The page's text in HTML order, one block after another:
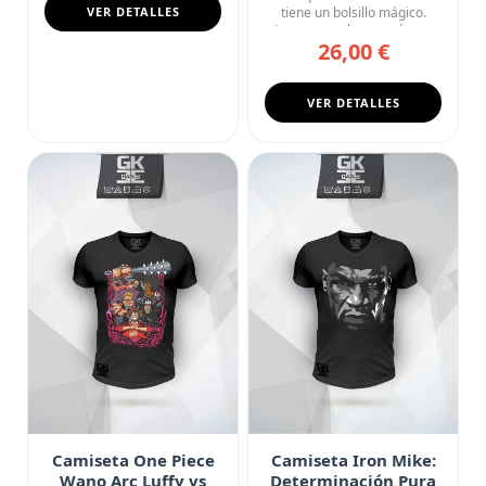
VER DETALLES Todos Necesitaban
tiene un bolsillo mágico.
Juntos son el caos más a...
26,00 €
VER DETALLES
Camiseta One Piece
Wano Arc Luffy vs
Camiseta Iron Mike:
Determinación Pura